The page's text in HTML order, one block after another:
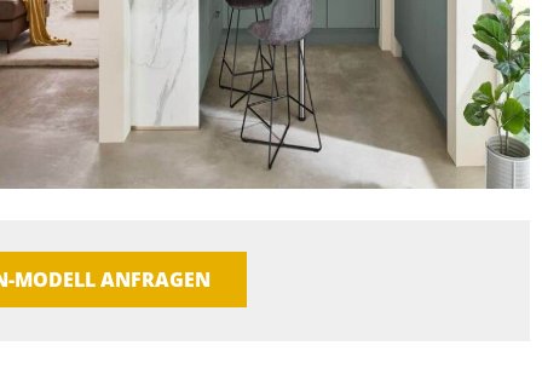
MODELL ANFRAGEN